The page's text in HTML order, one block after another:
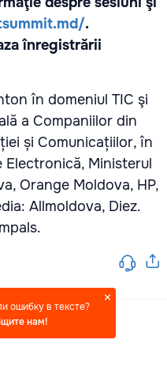
.
înregistrării
în domeniul TIC şi
a Companiilor din
și Comunicațiilor, în
Electronică, Ministerul
Orange Moldova, HP,
Allmoldova, Diez.
ошибку в тексте?
нам!